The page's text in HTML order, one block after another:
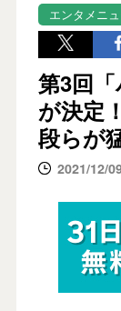
エンタメニ
第3回
が決定
段らが
2021/12/